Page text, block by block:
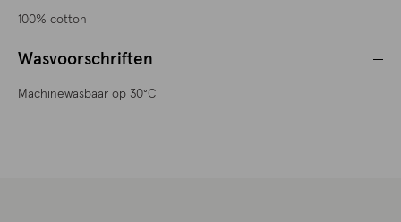
100% cotton
Wasvoorschriften
Machinewasbaar op 30°C